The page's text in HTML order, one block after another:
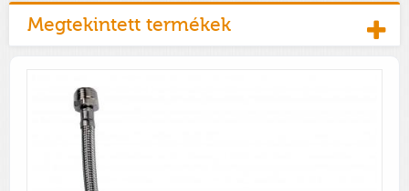
Megtekintett termékek